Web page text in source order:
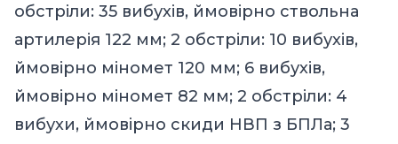
обстріли: 35 вибухів, ймовірно ствольна
артилерія 122 мм; 2 обстріли: 10 вибухів,
ймовірно міномет 120 мм; 6 вибухів,
ймовірно міномет 82 мм; 2 обстріли: 4
вибухи, ймовірно скиди НВП з БПЛа; 3